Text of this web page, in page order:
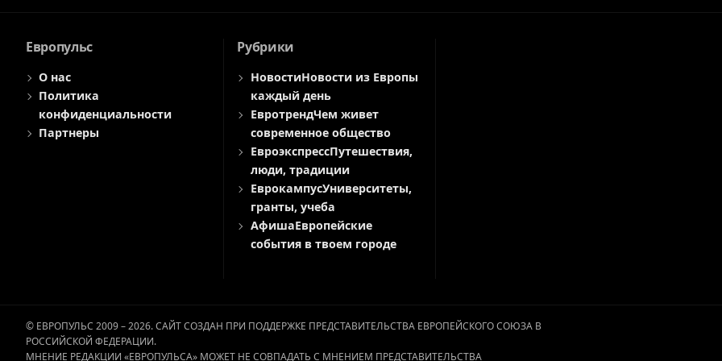
Европульс
О нас
Политика
конфиденциальности
Партнеры
Рубрики
НовостиНовости из Европы
каждый день
ЕвротрендЧем живет
современное общество
ЕвроэкспрессПутешествия,
люди, традиции
ЕврокампусУниверситеты,
гранты, учеба
АфишаЕвропейские
события в твоем городе
© ЕВРОПУЛЬС 2009 – 2026. САЙТ СОЗДАН ПРИ ПОДДЕРЖКЕ ПРЕДСТАВИТЕЛЬСТВА ЕВРОПЕЙСКОГО СОЮЗА В
РОССИЙСКОЙ ФЕДЕРАЦИИ.
МНЕНИЕ РЕДАКЦИИ «ЕВРОПУЛЬСА» МОЖЕТ НЕ СОВПАДАТЬ С МНЕНИЕМ ПРЕДСТАВИТЕЛЬСТВА